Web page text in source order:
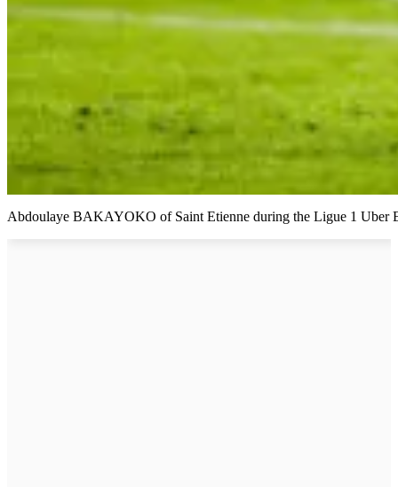
Abdoulaye BAKAYOKO of Saint Etienne during the Ligue 1 Uber